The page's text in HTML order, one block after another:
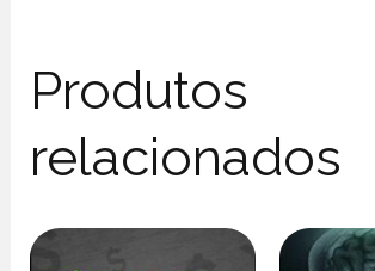
Produtos
relacionados